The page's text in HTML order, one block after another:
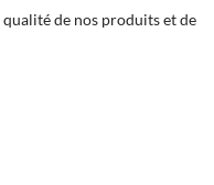
de nos produits et de